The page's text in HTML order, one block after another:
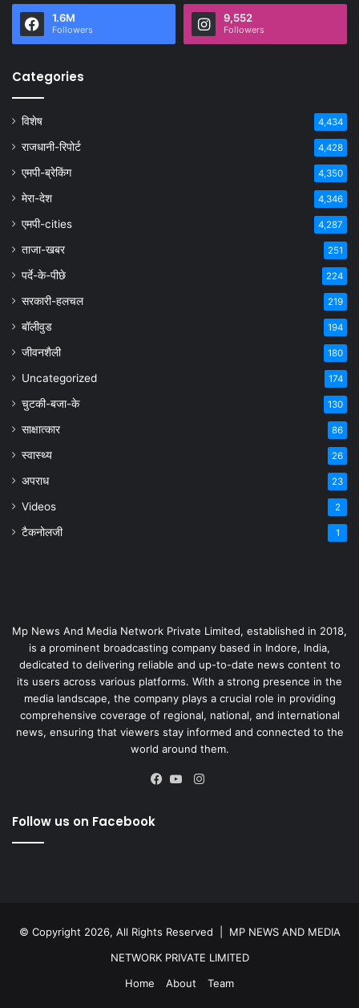
1.6M
Followers
9,552
Followers
Categories
विशेष 4,434
राजधानी-रिपोर्ट 4,428
एमपी-ब्रेकिंग 4,350
मेरा-देश 4,346
एमपी-cities 4,287
ताजा-खबर 251
पर्दे-के-पीछे 224
सरकारी-हलचल 219
बॉलीवुड 194
जीवनशैली 180
Uncategorized 174
चुटकी-बजा-के 130
साक्षात्कार 86
स्वास्थ्य 26
अपराध 23
Videos 2
टैकनोलजी 1
Mp News And Media Network Private Limited, established in 2018,
is a prominent broadcasting company based in Indore, India,
dedicated to delivering reliable and up-to-date news content to
its users across various platforms. With a strong presence in the
media landscape, the company plays a crucial role in providing
comprehensive coverage of regional, national, and international
news, ensuring that viewers stay informed and connected to the
world around them.
Instagram
Follow us on Facebook
© Copyright 2026, All Rights Reserved | MP NEWS AND MEDIA
NETWORK PRIVATE LIMITED
Home
About Team